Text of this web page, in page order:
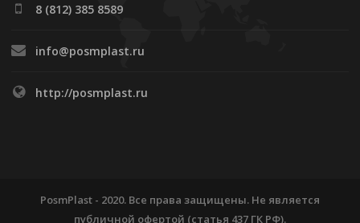
8 (812) 385 8589
info@posmplast.ru
http://posmplast.ru
PosmPlast - 2020. Все права защищены. Не является
публичной офертой (статья 437 ГК РФ).